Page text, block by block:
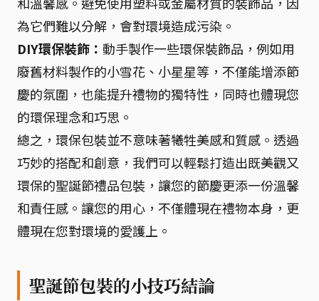
為它們難以分解，會對環境造成污染。
DIY環保裝飾： 動手製作一些環保裝飾品，例如用
廢舊材料製作的小雪花、小星星等，不僅能增添節
慶的氛圍，也能提升禮物的獨特性，同時也體現您
的環保理念和巧思。
總之，環保包裝並不意味著犧牲美感和質感。透過
巧妙的搭配和創意，我們可以輕鬆打造出既美觀又
環保的聖誕節禮品包裝，讓您的節慶更添一份溫馨
和責任感。讓您的用心，不僅體現在禮物本身，更
體現在您對環境的愛護上。
聖誕節包裝的小技巧結論